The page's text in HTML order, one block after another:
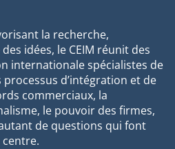
la recherche,
idées, le CEIM réunit des
internationale spécialistes de
d’intégration et de
commerciaux, la
le pouvoir des firmes,
de questions qui font
centre.